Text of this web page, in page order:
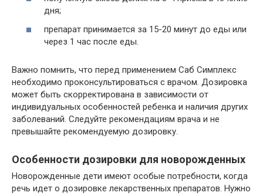
дня;
препарат принимается за 15-20 минут до еды или
через 1 час после еды.
Важно помнить, что перед применением Саб Симплекс
необходимо проконсультироваться с врачом. Дозировка
может быть скорректирована в зависимости от
индивидуальных особенностей ребенка и наличия других
заболеваний. Следуйте рекомендациям врача и не
превышайте рекомендуемую дозировку.
Особенности дозировки для новорожденных
Новорожденные дети имеют особые потребности, когда
речь идет о дозировке лекарственных препаратов. Нужно